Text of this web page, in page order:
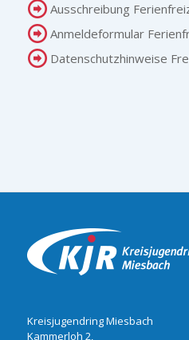
Ausschreibung
Anmeldeformular
Datenschutzhinweise
Kreisjugendring Miesbach
Kammerloh 2,